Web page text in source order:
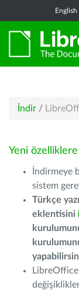
English
İndir /
Yeni
İndirmeye
sistem
Türkçe
eklentisini